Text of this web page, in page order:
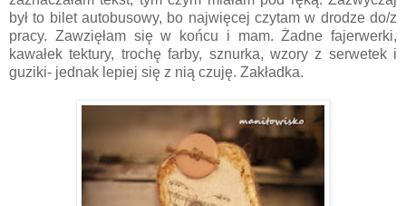
był to bilet autobusowy, bo najwięcej czytam w drodze do/z
pracy. Zawzięłam się w końcu i mam. Żadne fajerwerki,
kawałek tektury, trochę farby, sznurka, wzory z serwetek i
guziki- jednak lepiej się z nią czuję. Zakładka.